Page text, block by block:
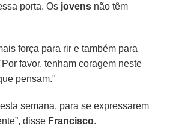
porta. Os jovens não têm
força para rir e também para
favor, tenham coragem neste
pensam."
semana, para se expressarem
disse Francisco.